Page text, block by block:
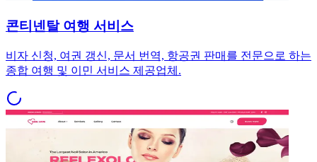
콘티넨탈 여행 서비스
비자 신청, 여권 갱신, 문서 번역, 항공권 판매를 전문으로 하는
종합 여행 및 이민 서비스 제공업체.